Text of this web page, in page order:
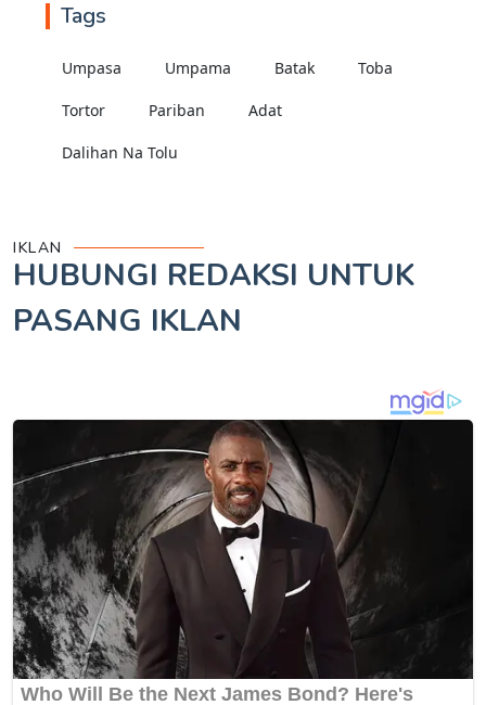
Tags
Umpasa Umpama Batak Toba
Tortor Pariban Adat
Dalihan Na Tolu
IKLAN
HUBUNGI REDAKSI UNTUK
PASANG IKLAN